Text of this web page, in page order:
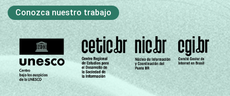
brasileiros - TIC Domicílios 2016.
Conozca nuestro trabajo